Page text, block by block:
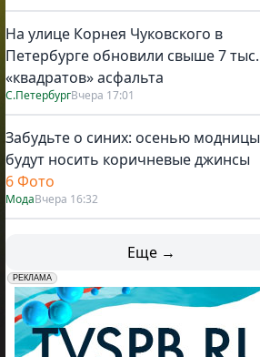
На улице Корнея Чуковского в
Петербурге обновили свыше 7 тыс.
«квадратов» асфальта
С.ПетербургВчера 17:01
Забудьте о синих: осенью модницы
будут носить коричневые джинсы
6 Фото
МодаВчера 16:32
Еще →
erid: LdtCK5udn
РЕКЛАМА
АО "ГАТР", ИНН: 7841320717